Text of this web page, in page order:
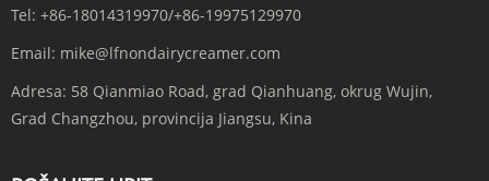
Tel: +86-18014319970/+86-19975129970
Email: mike@lfnondairycreamer.com
Adresa: 58 Qianmiao Road, grad Qianhuang, okrug Wujin,
Grad Changzhou, provincija Jiangsu, Kina